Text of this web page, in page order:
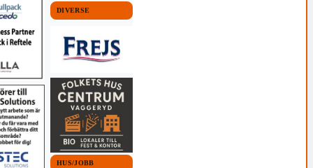
DIVERSE
HUS/JOBB